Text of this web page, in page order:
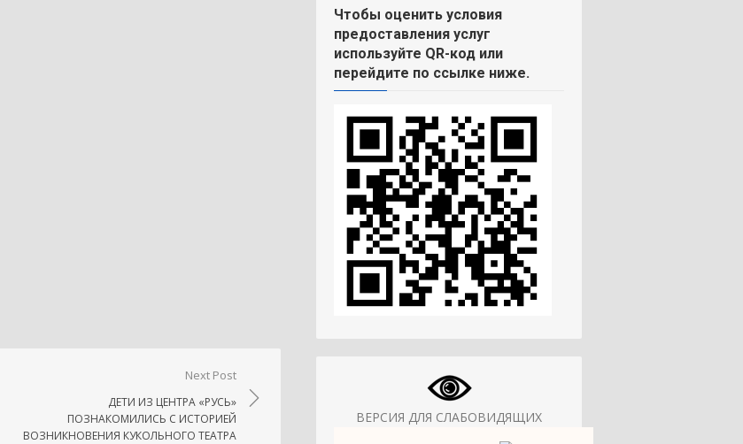
Next Post
ДЕТИ ИЗ ЦЕНТРА «РУСЬ»
ПОЗНАКОМИЛИСЬ С ИСТОРИЕЙ
ВОЗНИКНОВЕНИЯ КУКОЛЬНОГО ТЕАТРА
Чтобы оценить условия
предоставления услуг
используйте QR-код или
перейдите по ссылке ниже.
ВЕРСИЯ ДЛЯ СЛАБОВИДЯЩИХ